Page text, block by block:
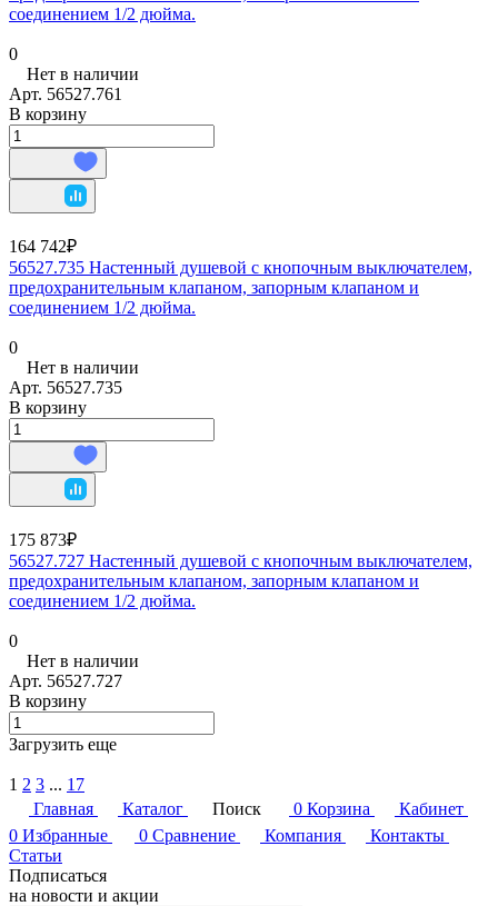
соединением 1/2 дюйма.
0
Нет в наличии
Арт. 56527.761
В корзину
164 742₽
56527.735 Настенный душевой с кнопочным выключателем,
предохранительным клапаном, запорным клапаном и
соединением 1/2 дюйма.
0
Нет в наличии
Арт. 56527.735
В корзину
175 873₽
56527.727 Настенный душевой с кнопочным выключателем,
предохранительным клапаном, запорным клапаном и
соединением 1/2 дюйма.
0
Нет в наличии
Арт. 56527.727
В корзину
Загрузить еще
1 2 3 ... 17
Главная
Каталог Поиск 0 Корзина
Кабинет
0 Избранные 0 Сравнение Компания
Контакты
Статьи
Подписаться
на новости и акции